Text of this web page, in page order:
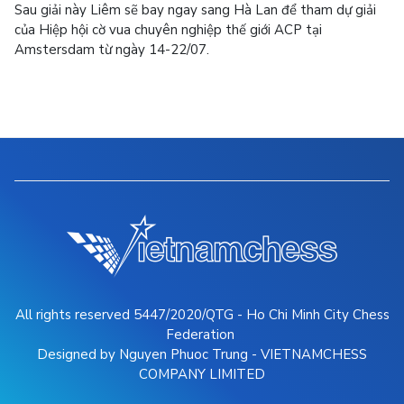
Sau giải này Liêm sẽ bay ngay sang Hà Lan để tham dự giải
của Hiệp hội cờ vua chuyên nghiệp thế giới ACP tại
Amstersdam từ ngày 14-22/07.
All rights reserved 5447/2020/QTG - Ho Chi Minh City Chess
Federation
Designed by Nguyen Phuoc Trung - VIETNAMCHESS
COMPANY LIMITED